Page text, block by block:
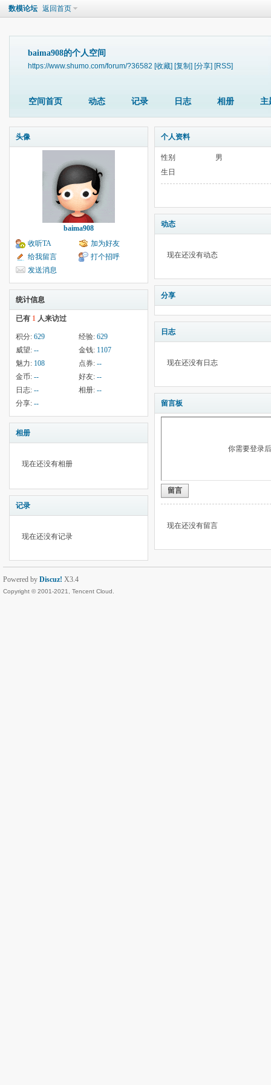
数模论坛 返回首页
baima908的个人空间
https://www.shumo.com/forum/?36582 [收藏] [复制] [分享] [RSS]
空间首页 动态 记录 日志 相册 主
头像
baima908
收听TA
加为好友
给我留言
打个招呼
发送消息
统计信息
已有 1 人来访过
积分: 629 经验: 629
威望: -- 金钱: 1107
魅力: 108 点券: --
金币: -- 好友: --
日志: -- 相册: --
分享: --
相册
现在还没有相册
记录
现在还没有记录
个人资料
性别
男
生日
动态
现在还没有动态
分享
日志
现在还没有日志
留言板
你需要登录
留言
现在还没有留言
Powered by Discuz! X3.4
Copyright © 2001-2021, Tencent Cloud.